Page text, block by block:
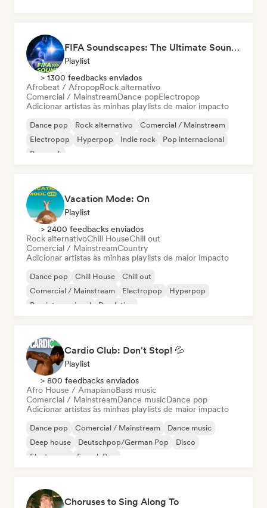
FIFA Soundscapes: The Ultimate Soundtrack ⚽️ Festival Indie, Electropop & Dance Anthems
Playlist
> 1300 feedbacks enviados
Afrobeat / AfropopRock alternativo
Comercial / MainstreamDance popElectropop
Adicionar artistas às minhas playlists de maior impacto
Dance pop Rock alternativo
Comercial / Mainstream
Electropop
Hyperpop Indie rock
Pop internacional
Pop rock
Vacation Mode: On
Playlist
> 2400 feedbacks enviados
Rock alternativoChill HouseChill out
Comercial / MainstreamCountry
Adicionar artistas às minhas playlists de maior impacto
Dance pop Chill House
Chill out
Comercial / Mainstream
Electropop
Hyperpop
Pop internacional
Pop latino
Cardio Club: Don't Stop! 💦
Playlist
> 800 feedbacks enviados
Afro House / AmapianoBass music
Comercial / MainstreamDance musicDance pop
Adicionar artistas às minhas playlists de maior impacto
Dance pop Comercial / Mainstream
Dance music
Deep house
Deutschpop/German Pop
Disco
Electropop
French Pop
Choruses to Sing Along To